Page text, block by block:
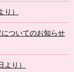
）
ついてのお知らせ
り）